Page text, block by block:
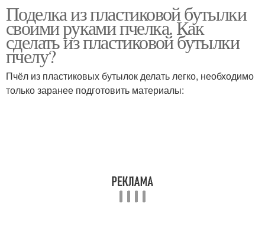
Поделка из пластиковой бутылки
своими руками пчелка. Как
сделать из пластиковой бутылки
пчелу?
Пчёл из пластиковых бутылок делать легко, необходимо
только заранее подготовить материалы: